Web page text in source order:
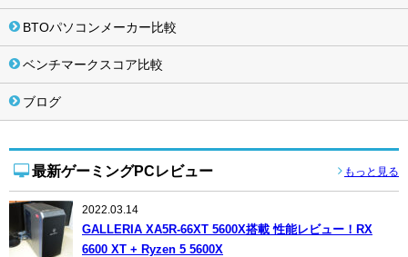
BTOパソコンメーカー比較
ベンチマークスコア比較
ブログ
最新ゲーミングPCレビュー もっと見る
2022.03.14
GALLERIA XA5R-66XT 5600X搭載 性能レビュー！RX
6600 XT + Ryzen 5 5600X